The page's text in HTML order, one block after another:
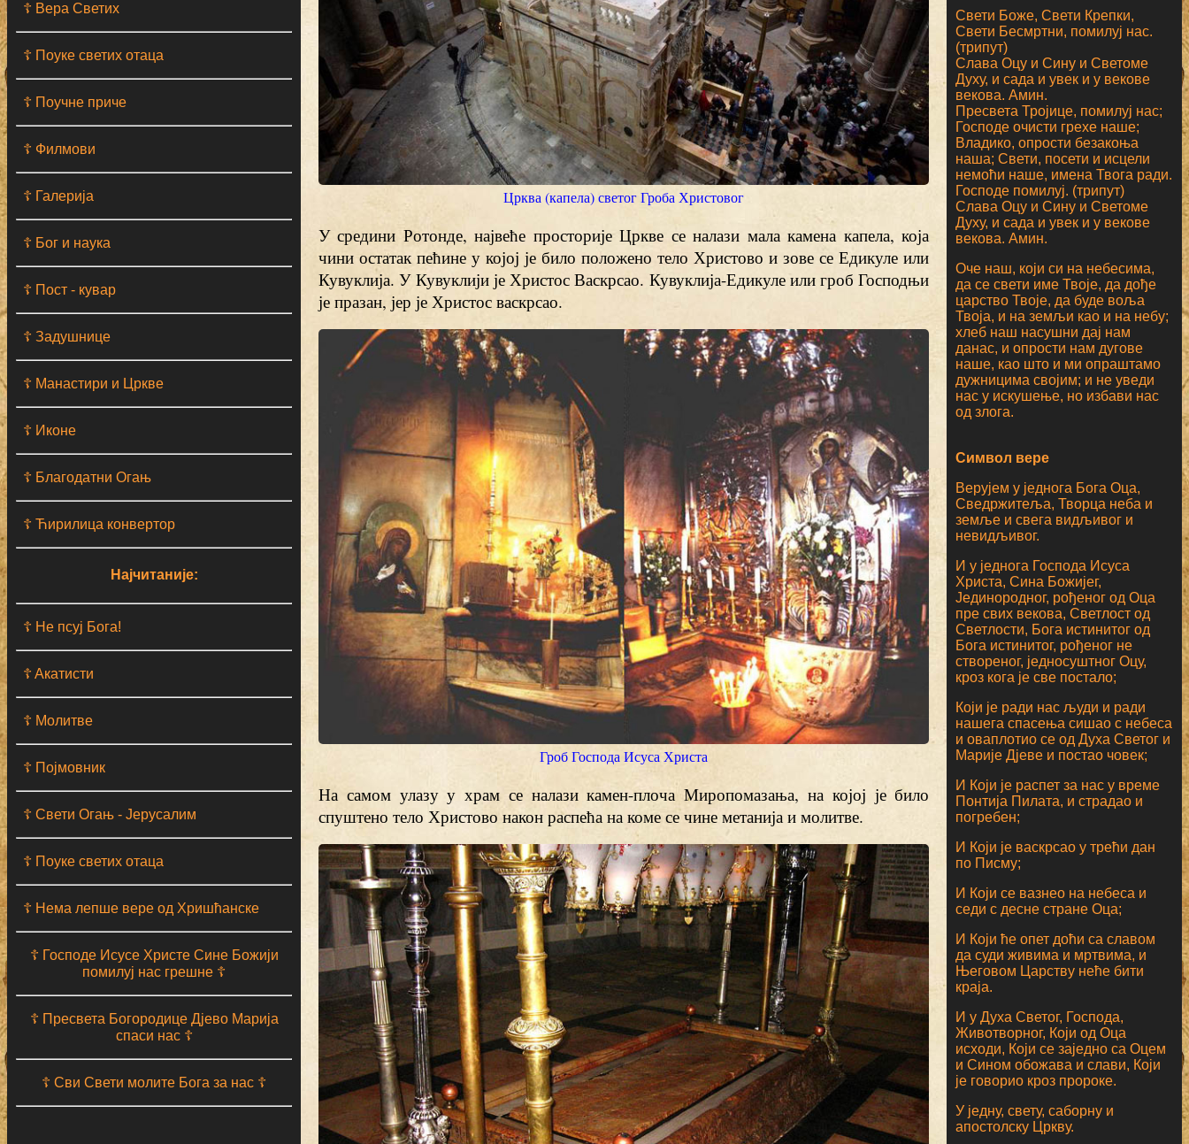
☦ Вера Светих
☦ Поуке светих отаца
☦ Поучне приче
☦ Филмови
☦ Галерија
☦ Бог и наука
☦ Пост - кувар
☦ Задушнице
☦ Манастири и Цркве
☦ Иконе
☦ Благодатни Огањ
☦ Ћирилица конвертор
Најчитаније:
☦ Не псуј Бога!
☦ Aкатисти
☦ Молитве
☦ Појмовник
☦ Свети Огањ - Јерусалим
☦ Поуке светих отаца
☦ Нема лепше вере од Хришћанске
☦ Господе Исусе Христе Сине Божији
помилуј нас грешне ☦
☦ Пресвета Богородице Дјево Марија
спаси нас ☦
☦ Сви Свети молите Бога за нас ☦
Црква (капела) светог Гроба Христовог
У средини Ротонде, највеће просторије Цркве се налази мала камена капела, која
чини остатак пећине у којој је било положено тело Христово и зове се Едикуле или
Кувуклија. У Кувуклији је Христос Васкрсао. Кувуклија-Едикуле или гроб Господњи
је празан, јер је Христос васкрсао.
Гроб Господа Исуса Христа
На самом улазу у храм се налази камен-плоча Миропомазања, на којој је било
спуштено тело Христово након распећа на коме се чине метанија и молитве.
Свети Боже, Свети Крепки,
Свети Бесмртни, помилуј нас.
(трипут)
Слава Оцу и Сину и Светоме
Духу, и сада и увек и у векове
векова. Амин.
Пресвета Тројице, помилуј нас;
Господе очисти грехе наше;
Владико, опрости безакоња
наша; Свети, посети и исцели
немоћи наше, имена Твога ради.
Господе помилуј. (трипут)
Слава Оцу и Сину и Светоме
Духу, и сада и увек и у векове
векова. Амин.
Оче наш, који си на небесима,
да се свети име Твоје, да дође
царство Твоје, да буде воља
Твоја, и на земљи као и на небу;
хлеб наш насушни дај нам
данас, и опрости нам дугове
наше, као што и ми опраштамо
дужницима својим; и не уведи
нас у искушење, но избави нас
од злога.
Символ вере
Верујем у једнога Бога Оца,
Сведржитеља, Творца неба и
земље и свега видљивог и
невидљивог.
И у једнога Господа Исуса
Христа, Сина Божијег,
Јединородног, рођеног од Оца
пре свих векова, Светлост од
Светлости, Бога истинитог од
Бога истинитог, рођеног не
створеног, једносуштног Оцу,
кроз кога је све постало;
Који је ради нас људи и ради
нашега спасења сишао с небеса
и оваплотио се од Духа Светог и
Марије Дјеве и постао човек;
И Који је распет за нас у време
Понтија Пилата, и страдао и
погребен;
И Који је васкрсао у трећи дан
по Писму;
И Који се вазнео на небеса и
седи с десне стране Оца;
И Који ће опет доћи са славом
да суди живима и мртвима, и
Његовом Царству неће бити
краја.
И у Духа Светог, Господа,
Животворног, Који од Оца
исходи, Који се заједно са Оцем
и Сином обожава и слави, Који
је говорио кроз пророке.
У једну, свету, саборну и
апостолску Цркву.